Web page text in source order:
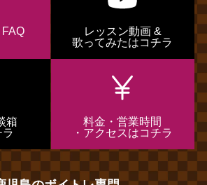
レッスン動画 &
歌ってみたはコチラ
箱
料金・営業時間
・アクセスはコチラ